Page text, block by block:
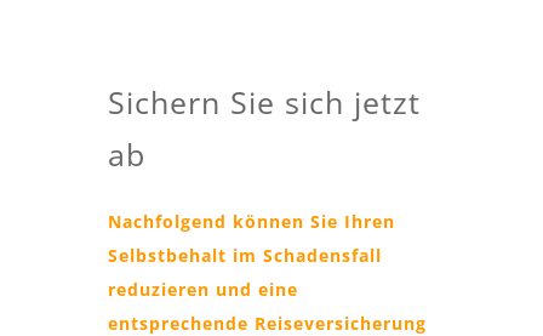
Sichern Sie sich jetzt
ab
Nachfolgend können Sie Ihren
Selbstbehalt im Schadensfall
reduzieren und eine
entsprechende Reiseversicherung